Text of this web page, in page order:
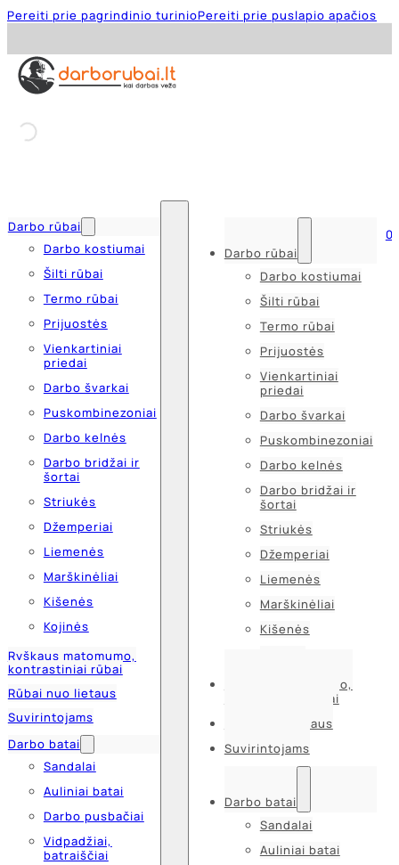
Pereiti prie pagrindinio turinioPereiti prie puslapio apačios
Darbo rūbai
Darbo kostiumai
Šilti rūbai
Termo rūbai
Prijuostės
Vienkartiniai
priedai
Darbo švarkai
Puskombinezoniai
Darbo kelnės
Darbo bridžai ir
šortai
Striukės
Džemperiai
Liemenės
Marškinėliai
Kišenės
Kojinės
Ryškaus matomumo,
kontrastiniai rūbai
Rūbai nuo lietaus
Suvirintojams
Darbo batai
Sandalai
Auliniai batai
Darbo pusbačiai
Vidpadžiai,
batraiščiai
Darbo rūbai
Darbo kostiumai
Šilti rūbai
Termo rūbai
Prijuostės
Vienkartiniai
priedai
Darbo švarkai
Puskombinezoniai
Darbo kelnės
Darbo bridžai ir
šortai
Striukės
Džemperiai
Liemenės
Marškinėliai
Kišenės
Ryškaus matomumo,
kontrastiniai rūbai
Rūbai nuo lietaus
Suvirintojams
Darbo batai
Sandalai
Auliniai batai
0